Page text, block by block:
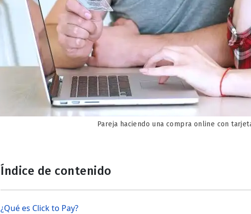
Pareja haciendo una compra online con
Índice de contenido
¿Qué es Click to Pay?